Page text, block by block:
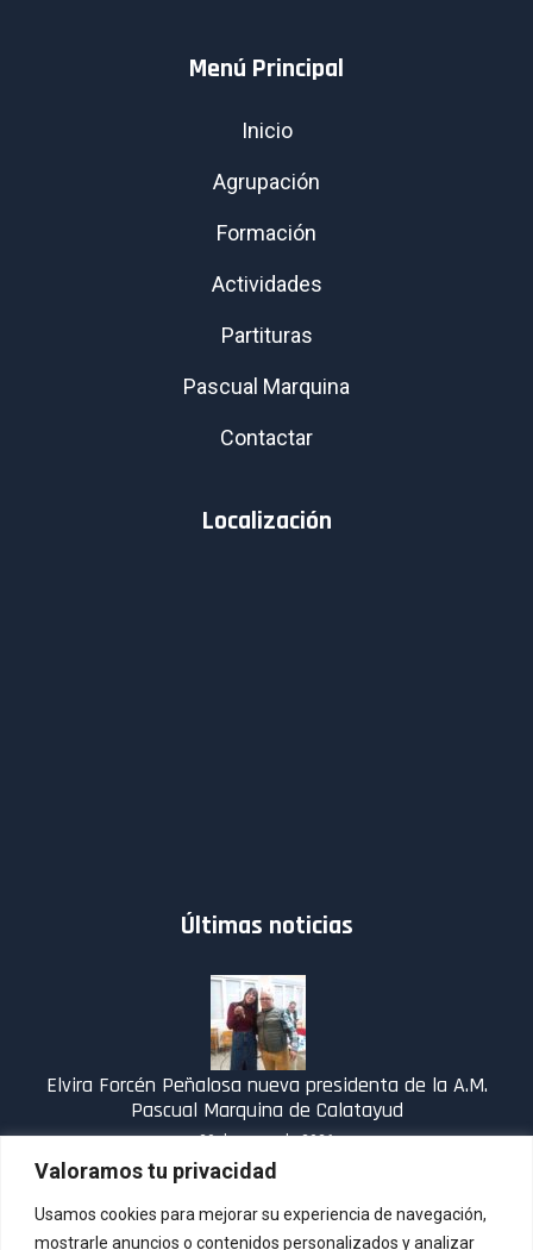
Valoramos tu privacidad
Usamos cookies para mejorar su experiencia de navegación,
mostrarle anuncios o contenidos personalizados y analizar
Menú Principal
Inicio
Agrupación
Formación
Actividades
Partituras
Pascual Marquina
Contactar
Localización
Últimas noticias
Elvira Forcén Peñalosa nueva presidenta de la A.M.
Pascual Marquina de Calatayud
30 de enero de 2026